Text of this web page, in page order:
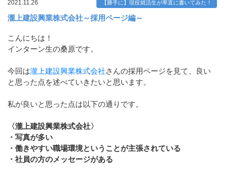
2021.11.26 【勝手に】現役就活生が率直に書いてみた！
瀧上建設興業株式会社～採用ページ編～
こんにちは！
インターン生の桑原です。
今回は瀧上建設興業株式会社さんの採用ページを見て、良い
と思った点を述べていきたいと思います。
私が良いと思った点は以下の通りです。
〈瀧上建設興業株式会社〉
・写真が多い
・働きやすい職場環境ということが主張されている
・社員の方のメッセージがある